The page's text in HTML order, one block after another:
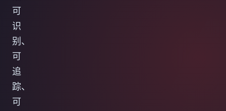
可
识
别、
可
追
踪、
可